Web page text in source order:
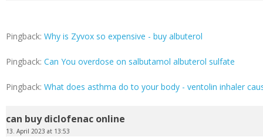
Pingback: Why is Zyvox so expensive - buy albuterol
Pingback: Can You overdose on salbutamol albuterol sulfate
Pingback: What does asthma do to your body - ventolin inhaler
can buy diclofenac online
13. April 2023 at 13:53